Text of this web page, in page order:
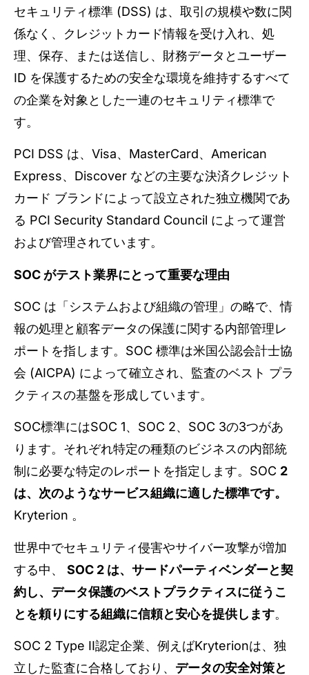
セキュリティ標準 (DSS) は、取引の規模や数に関
係なく、クレジットカード情報を受け入れ、処
理、保存、または送信し、財務データとユーザー
ID を保護するための安全な環境を維持するすべて
の企業を対象とした一連のセキュリティ標準で
す。
PCI DSS は、Visa、MasterCard、American
Express、Discover などの主要な決済クレジット
カード ブランドによって設立された独立機関であ
る PCI Security Standard Council によって運営
および管理されています。
SOC がテスト業界にとって重要な理由
SOC は「システムおよび組織の管理」の略で、情
報の処理と顧客データの保護に関する内部管理レ
ポートを指します。SOC 標準は米国公認会計士協
会 (AICPA) によって確立され、監査のベスト プラ
クティスの基盤を形成しています。
SOC標準にはSOC 1、SOC 2、SOC 3の3つがあ
ります。それぞれ特定の種類のビジネスの内部統
制に必要な特定のレポートを指定します。SOC 2
は、次のようなサービス組織に適した標準です。
Kryterion 。
世界中でセキュリティ侵害やサイバー攻撃が増加
する中、 SOC 2 は、サードパーティベンダーと契
約し、データ保護のベストプラクティスに従うこ
とを頼りにする組織に信頼と安心を提供します。
SOC 2 Type II認定企業、例えばKryterionは、独
立した監査に合格しており、 データの安全対策と